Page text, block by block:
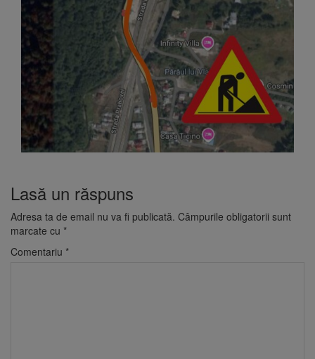
Lasă un răspuns
Adresa ta de email nu va fi publicată. Câmpurile obligatorii sunt
marcate cu *
Comentariu *